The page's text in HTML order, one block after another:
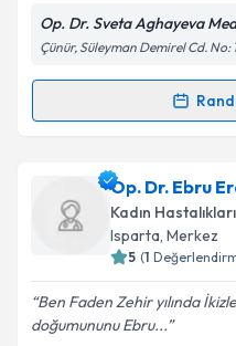
Kişisel verilerimin
Metni'ni okudum
kapsamda
Op. Dr. Sveta Aghayeva
Çünür, Süleyman Demirel Cd.
Randevu Takvimi
Op. Dr. Sveta
oluşturun. Size bu
takvim
Op. Dr. Ebru
Kadın
Isparta, Merkez
5 (1
Ben Faden Zehir yılında
doğumununu Ebru...